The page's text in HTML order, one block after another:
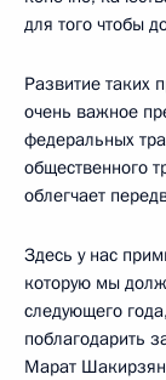
для того чтобы
Развитие таких
очень важное
федеральных
общественного
облегчает
Здесь у нас
которую мы
следующего
поблагодарить
Марат